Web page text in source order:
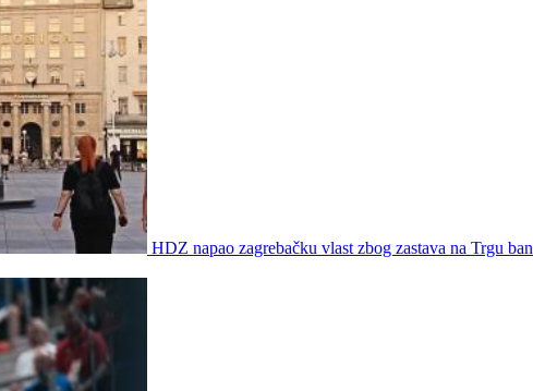
HDZ napao zagrebačku vlast zbog zastava na Trgu